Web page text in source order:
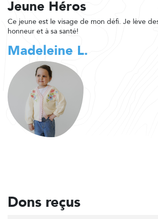
Jeune Héros
Ce jeune est le visage de mon défi. Je lève
honneur et à sa santé!
Madeleine L.
Dons reçus